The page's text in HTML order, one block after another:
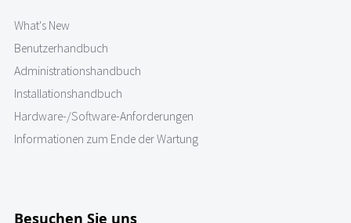
What's New
Benutzerhandbuch
Administrationshandbuch
Installationshandbuch
Hardware-/Software-Anforderungen
Informationen zum Ende der Wartung
Besuchen Sie uns